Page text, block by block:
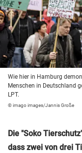
Wie hier in Hamburg
Menschen in Deutschland
LPT.
© imago images/Jannis Große
Die "Soko
dass zwei von drei